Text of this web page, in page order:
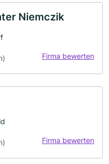
Niemczik
Firma bewerten
Firma bewerten